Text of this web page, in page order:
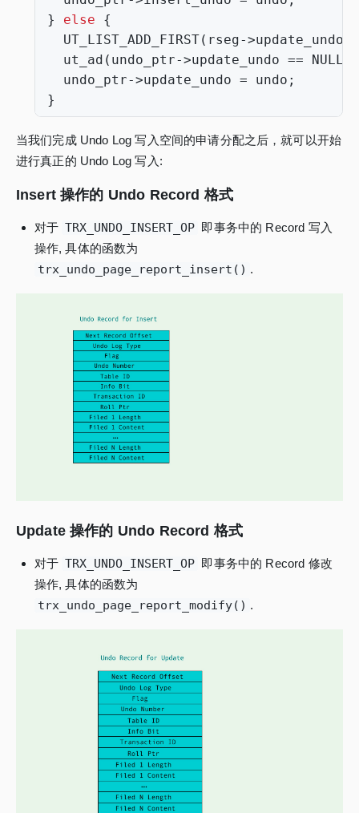
}
else
{
UT_LIST_ADD_FIRST( rseg->
ut_ad ( undo_ptr->update_undo == NULL
undo_ptr->update_undo = undo ;
}
当我们完成 Undo Log 写入空间的申请分配之后，就可以开始
进行真正的 Undo Log 写入:
Insert 操作的 Undo Record 格式
对于 TRX_UNDO_INSERT_OP 即事务中的 Record 写入
操作, 具体的函数为
trx_undo_page_report_insert() .
Update 操作的 Undo Record 格式
对于 TRX_UNDO_INSERT_OP 即事务中的 Record 修改
操作, 具体的函数为
trx_undo_page_report_modify() .